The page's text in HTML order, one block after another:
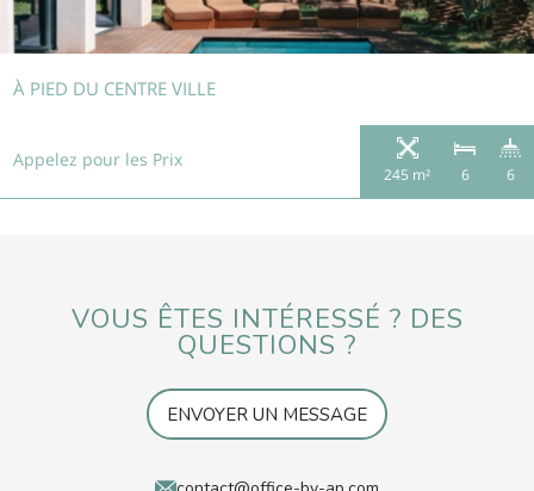
À PIED DU CENTRE VILLE
Appelez pour les Prix
245 m² 6 6
VOUS ÊTES INTÉRESSÉ ? DES
QUESTIONS ?
ENVOYER UN MESSAGE